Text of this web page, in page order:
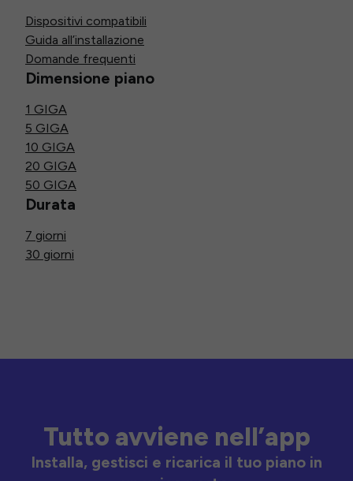
Dispositivi compatibili
Guida all’installazione
Domande frequenti
Dimensione piano
1 GIGA
5 GIGA
10 GIGA
20 GIGA
50 GIGA
Durata
7 giorni
30 giorni
Tutto avviene nell’app
Installa, gestisci e ricarica il tuo piano in